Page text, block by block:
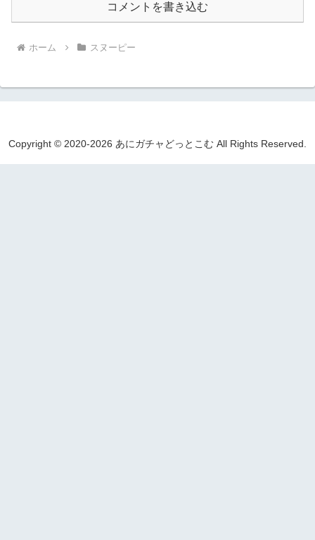
コメントを書き込む
ホーム スヌーピー
Copyright © 2020-2026 あにガチャどっとこむ All Rights Reserved.